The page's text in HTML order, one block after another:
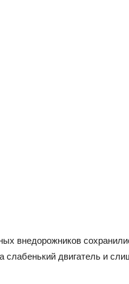
внедорожников
слабенький двигатель и